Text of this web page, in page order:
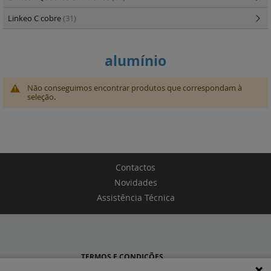
alumínio
Não conseguimos encontrar produtos que correspondam à
seleção.
Linkeo C cobre(31)
Contactos
Novidades
Assistência Técnica
TERMOS E CONDIÇÕES